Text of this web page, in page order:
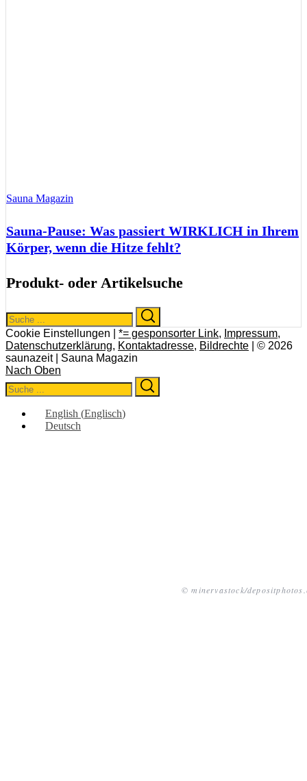
© minervastock/
Sauna Magazin
Sauna-Pause: Was passiert WIRKLICH in Ihrem
Körper, wenn die Hitze fehlt?
Produkt- oder Artikelsuche
Search
for:
Cookie Einstellungen | *= gesponsorter Link, Impressum,
Datenschutzerklärung, Kontaktadresse, Bildrechte | © 2026
saunazeit | Sauna Magazin
Nach Oben
Search
for:
English (Englisch)
Deutsch